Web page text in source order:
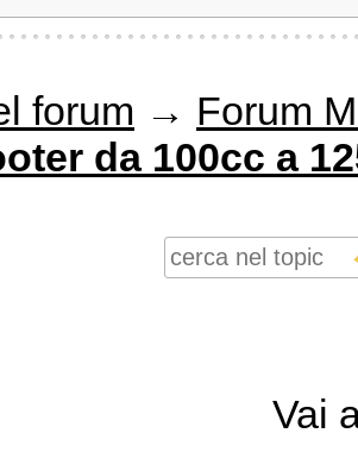
forum → Forum
da 100cc a
Vai